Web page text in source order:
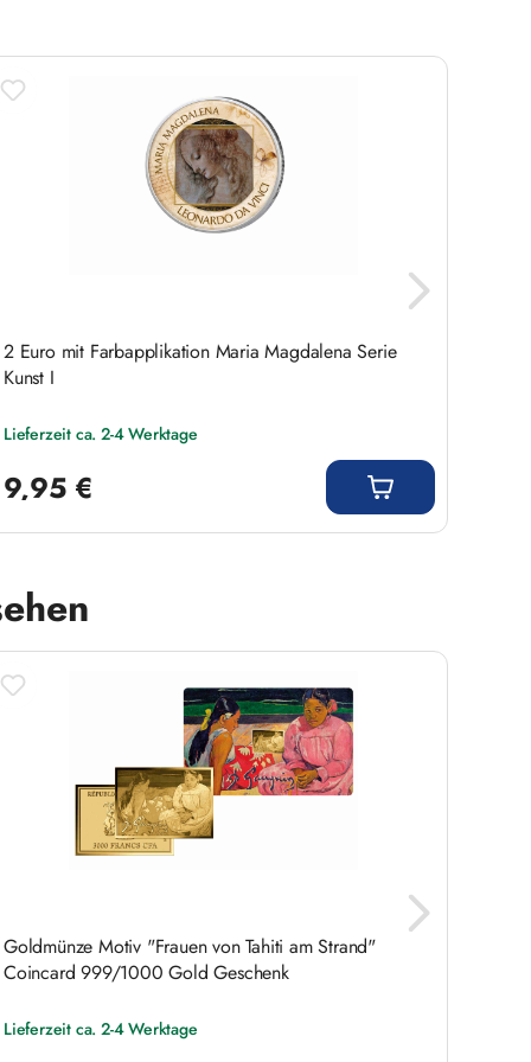
2 Euro mit Farbapplikation Maria Magdalena Serie
Kunst I
Lieferzeit ca. 2-4 Werktage
9,95 €
Goldmünze Motiv "Frauen von Tahiti am Strand"
Coincard 999/1000 Gold Geschenk
Lieferzeit ca. 2-4 Werktage